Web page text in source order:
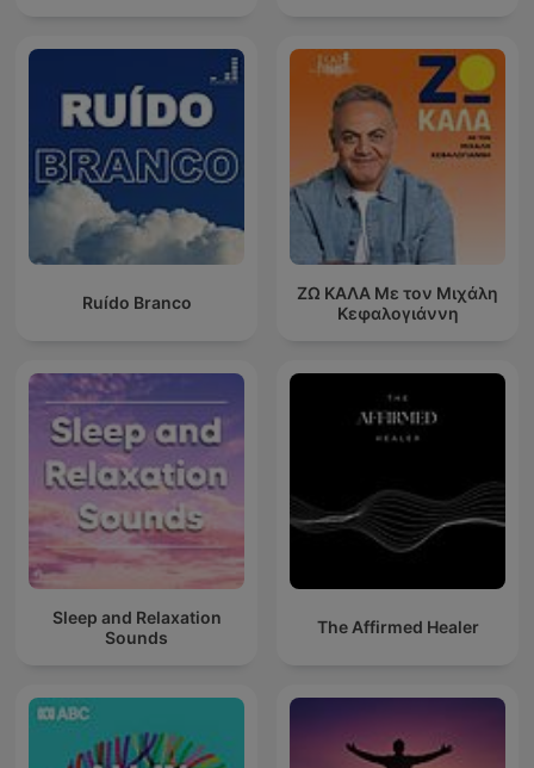
Ruído Branco
ΖΩ ΚΑΛΑ Με τον Μιχάλη
Κεφαλογιάννη
Sleep and Relaxation
Sounds
The Affirmed Healer